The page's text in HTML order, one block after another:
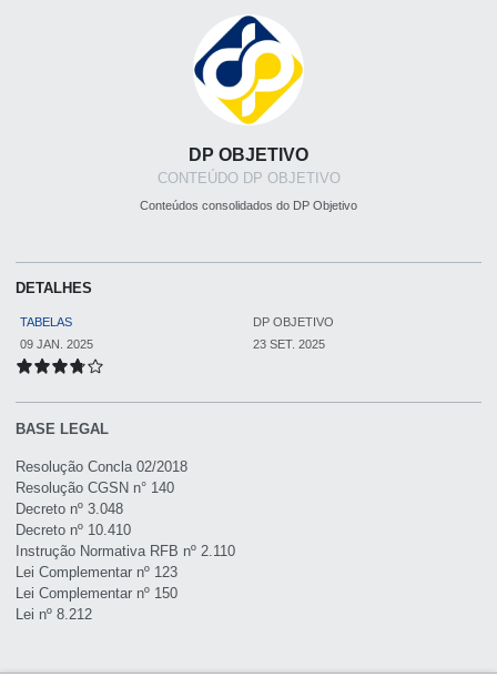
DP OBJETIVO
CONTEÚDO DP OBJETIVO
Conteúdos consolidados do DP Objetivo
BASE LEGAL
Resolução Concla 02/2018
Resolução CGSN n° 140
Decreto nº 3.048
Decreto nº 10.410
Instrução Normativa RFB nº 2.110
Lei Complementar nº 123
Lei Complementar nº 150
Lei nº 8.212
DETALHES
TABELAS
DP OBJETIVO
09 JAN. 2025
23 SET. 2025